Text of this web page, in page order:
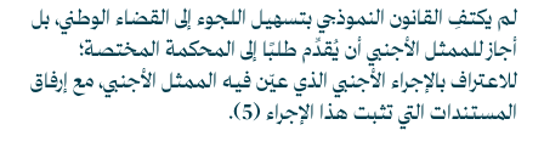
لم يكتفِ القانون النموذجي بتسهيل اللجوء إلى القضاء الوطني، بل
أجاز للممثل الأجنبي أن يُقدِّم طلبًا إلى المحكمة المختصة؛
للاعتراف بالإجراء الأجنبي الذي عيّن فيه الممثل الأجنبي، مع إرفاق
المستندات التي تثبت هذا الإجراء(5)
.